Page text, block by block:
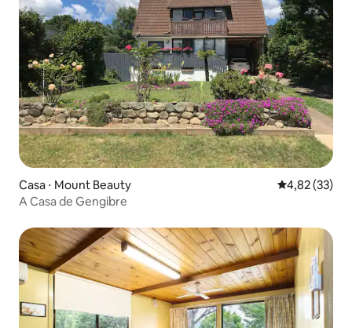
Casa ⋅ Mount Beauty 4,82 de uma
4,82 (33)
A Casa de Gengibre